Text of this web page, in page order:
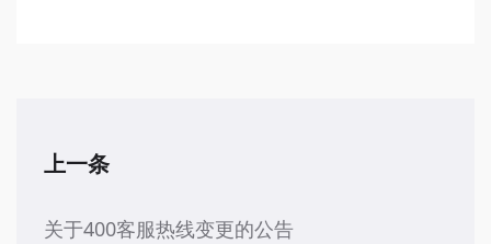
上一条
关于400客服热线变更的公告